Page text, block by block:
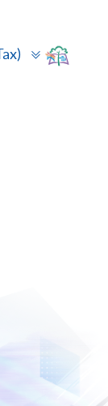
Toggle
panel